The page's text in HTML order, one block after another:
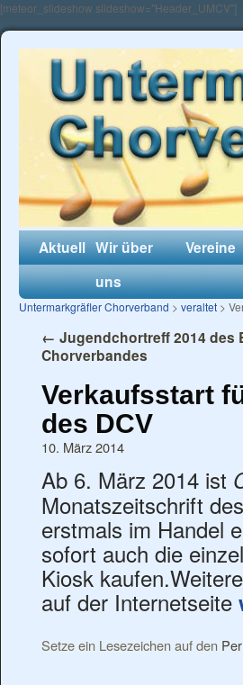
[meteor_slideshow slideshow="Header_UMCV"]
Aktuell Wir über
uns
Vereine
Untermarkgräfler Chorverband > veraltet >
← Jugendchortreff 2014 des
Chorverbandes
Verkaufsstart
des DCV
10. März 2014
Ab 6. März 2014 ist
Monatszeitschrift
erstmals im Handel
sofort auch die
Kiosk
auf der Internetseite
Setze ein Lesezeichen auf den